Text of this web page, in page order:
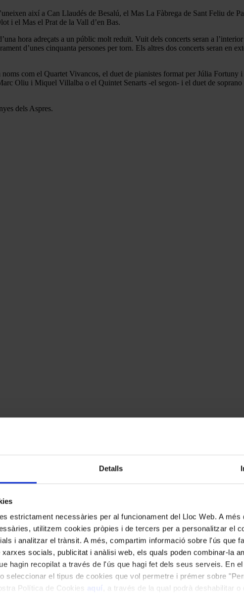
Detalls
estrictament necessàries per al funcionament del Lloc Web. A més
utilitzem cookies pròpies i de tercers per a personalitzar el
i analitzar el trànsit. A més, compartim informació sobre l'ús que
socials, publicitat i anàlisi web, els quals poden combinar-la
hagin recopilat a través de l'ús que hagi fet dels seus serveis. En
seleccionar el tipus de cookies que vol permetre i prémer sobre
Política de Cookies aquí
, a través de la qual podrà deshabilitar o
així a Can Llaudés de Besalú, el Mas La Fàbrega de Sant Feliu de
i el Mas el Prat de la Vall d’en Bas.
hora adreçats a un públic molt reduït. Vuit dels concerts seran a
d’unes cinquanta persones per torn. Els altres dos concerts seran en
com el Quartet Vivancos, el duet de pianistes format per Júlia
Oliu i Miquel Villalba o el Quintet Senarts -el segon- i el duet de
dels Aspres.
amb*